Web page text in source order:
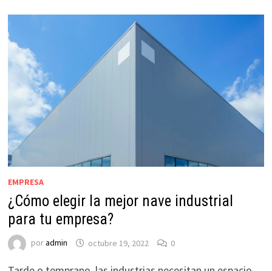
EMPRESA
¿Cómo elegir la mejor nave industrial
para tu empresa?
poradmin octubre 19, 2022 0